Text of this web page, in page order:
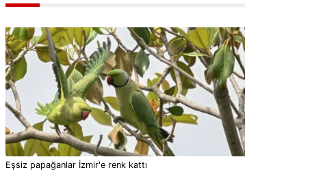
Eşsiz papağanlar İzmir'e renk kattı